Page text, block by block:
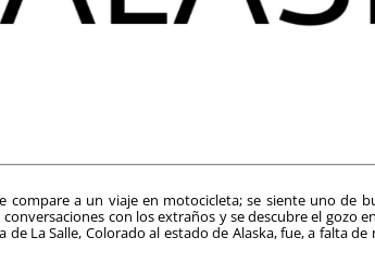
compare a un viaje en motocicleta; se siente uno de
con los extraños y se descubre el gozo
La Salle, Colorado al estado de Alaska, fue, a falta de